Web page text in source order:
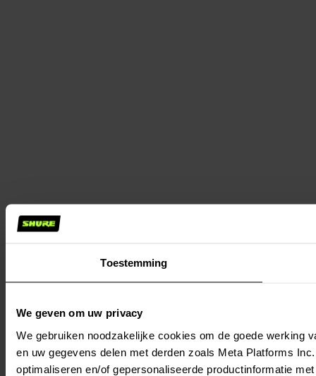
Toestemming
We geven om uw privacy
We gebruiken noodzakelijke cookies om de goede werking
en uw gegevens delen met derden zoals Meta Platforms
optimaliseren en/of gepersonaliseerde productinformatie